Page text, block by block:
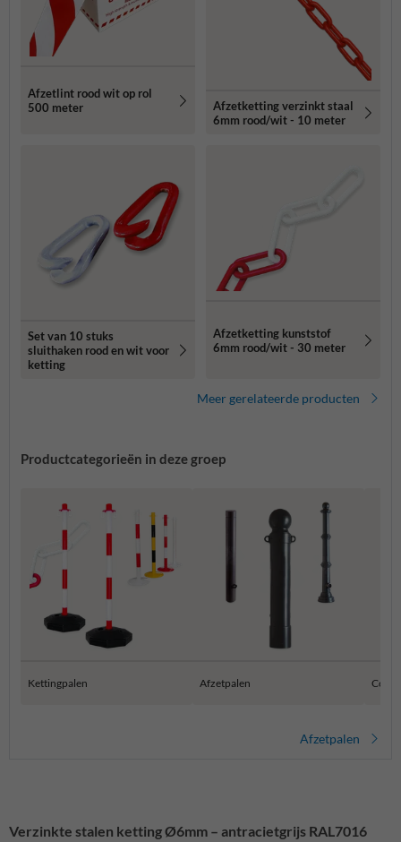
Afzetlint rood wit op rol
500 meter
Afzetketting verzinkt staal
6mm rood/wit - 10 meter
Set van 10 stuks
sluithaken rood en wit voor
ketting
Afzetketting kunststof
6mm rood/wit - 30 meter
Meer gerelateerde producten
Productcategorieën in deze groep
Kettingpalen Afzetpalen
Afzetpalen
Verzinkte stalen ketting Ø6mm – antracietgrijs RAL7016